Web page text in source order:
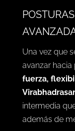
Una vez que
avanzar hacia
fuerza,
intermedia
además de